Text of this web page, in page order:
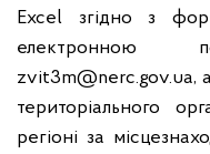
Excel згідно з
zvit3m@nerc.gov.ua,
територіального
регіоні за